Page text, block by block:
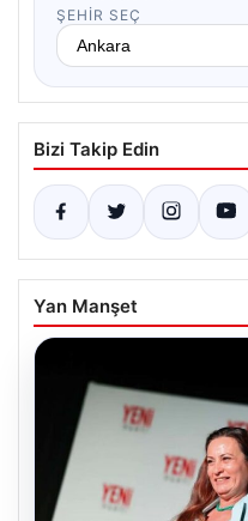
ŞEHIR SEÇ
Bizi Takip Edin
Yan Manşet